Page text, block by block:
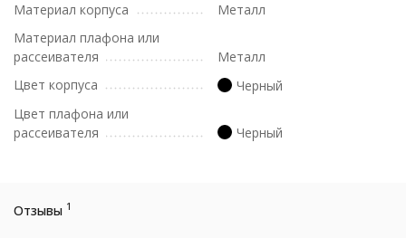
Материал корпуса
Металл
Материал плафона или
рассеивателя
Металл
Цвет корпуса
Черный
Цвет плафона или
рассеивателя
Черный
Отзывы 1